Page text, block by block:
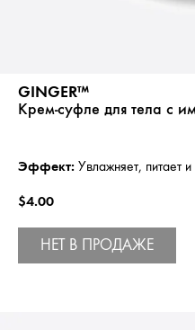
GINGER™
Крем-суфле для тела с
Эффект: Увлажняет, питает
$4.00
НЕТ В ПРОДАЖЕ